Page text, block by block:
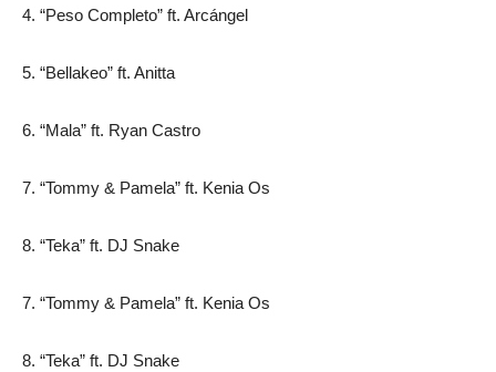
4. “Peso Completo” ft. Arcángel
5. “Bellakeo” ft. Anitta
6. “Mala” ft. Ryan Castro
7. “Tommy & Pamela” ft. Kenia Os
8. “Teka” ft. DJ Snake
7. “Tommy & Pamela” ft. Kenia Os
8. “Teka” ft. DJ Snake